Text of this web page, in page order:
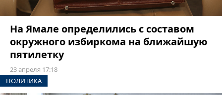
На Ямале определились с составом
окружного избиркома на ближайшую
пятилетку
23 апреля 17:18
ПОЛИТИКА